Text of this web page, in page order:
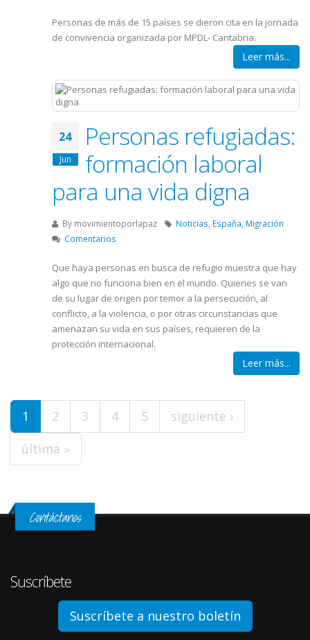
Personas de más de 15 países se dieron cita en la jornada
de convivencia organizada por MPDL- Cantabria.
Leer más...
24
Jun
Personas refugiadas:
formación laboral
para una vida digna
By movimientoporlapaz Noticias España Migración
Comentarios
Que haya personas en busca de refugio muestra que hay
algo que no funciona bien en el mundo. Quienes se van
de su lugar de origen por temor a la persecución, al
conflicto, a la violencia, o por otras circunstancias que
amenazan su vida en sus países, requieren de la
protección internacional.
Leer más...
Páginas
1 2 3 4 5
siguiente ›
última »
Contáctanos
Suscríbete
Suscríbete a nuestro boletín